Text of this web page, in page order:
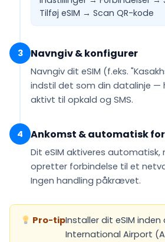
Tilføj eSIM → Scan QR-kode
3 Navngiv & konfigurer
Navngiv dit eSIM (f.eks.
indstil det som din datalinje —
aktivt til opkald og SMS.
4 Ankomst & automatisk
Dit eSIM aktiveres automatisk,
opretter forbindelse til et
Ingen handling påkrævet.
Pro-tipInstaller dit eSIM
International Airport